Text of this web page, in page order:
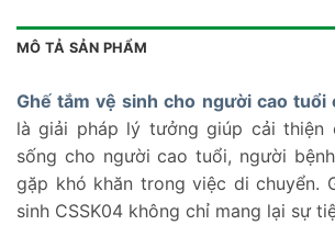
MÔ TẢ SẢN PHẨM
Ghế tắm vệ sinh cho người cao tuổi
là giải pháp lý tưởng giúp cải thiện
sống cho người cao tuổi, người
gặp khó khăn trong việc di chuyển.
sinh CSSK04 không chỉ mang lại sự